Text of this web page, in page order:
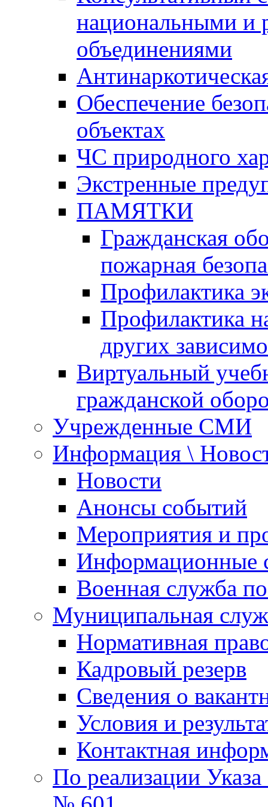
национальными и
объединениями
Обеспечение
объектах
ЧС природного
Экстренные
ПАМЯТКИ
Гражданская
пожарная
Профилактика
Профилактика
других
Виртуальный
гражданской
Учрежденные СМИ
Информация \
Новости
Анонсы событий
Мероприятия и
Информационные
Военная служба
Муниципальная
Нормативная
Кадровый резерв
Сведения о
Условия и
Контактная
По реализации